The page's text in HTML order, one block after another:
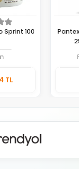
Sprint 100
TLEkle